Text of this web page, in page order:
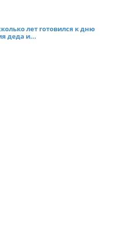
лет готовился к дню
деда и...